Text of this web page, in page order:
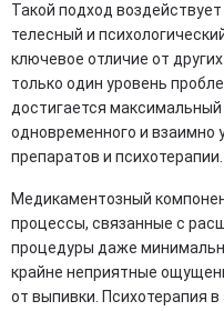
Такой подход
телесный и
ключевое отличие от
только один уровень
достигается максимальный
одновременного и взаимно
препаратов и психотерапии.
Медикаментозный
процессы, связанные с
процедуры даже
крайне неприятные
от выпивки. Психотерапия